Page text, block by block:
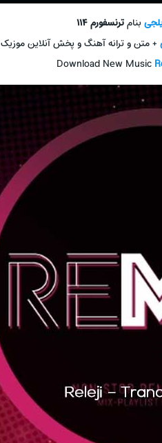
بنامترنسفورم ۱۱۴
+ متن و ترانه آهنگ و پخش آنلاین موزیک
Download New Music